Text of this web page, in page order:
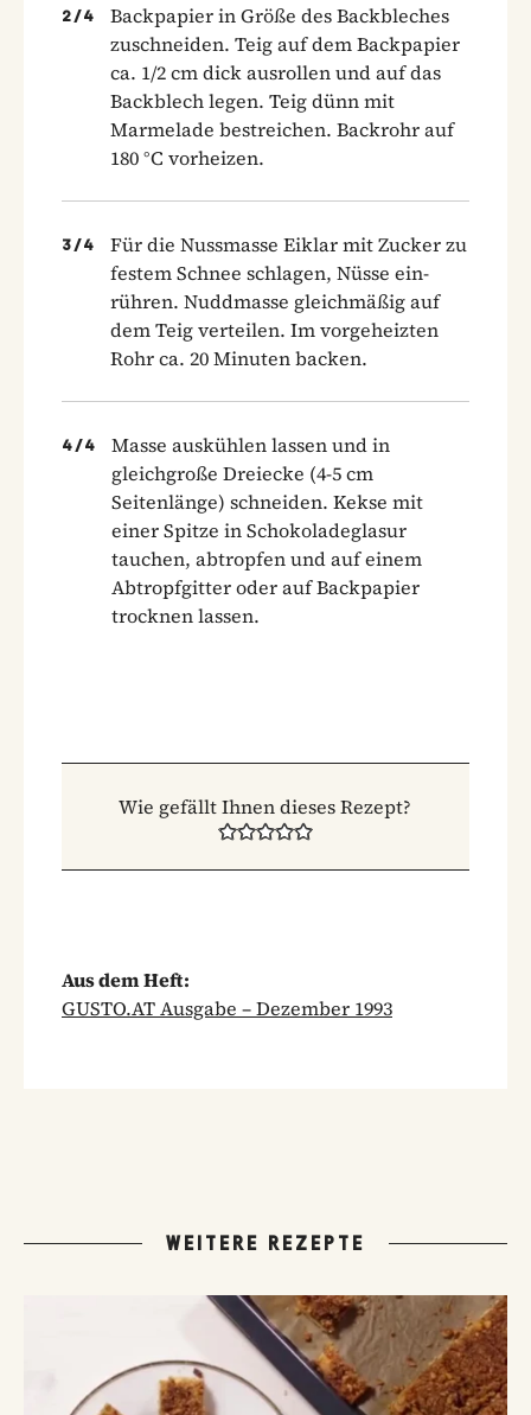
2 /4
Backpapier in Größe des Backbleches
zuschneiden. Teig auf dem Backpapier
ca. 1/2 cm dick ausrollen und auf das
Backblech legen. Teig dünn mit
Marmelade bestreichen. Backrohr auf
180 °C vorheizen.
3 /4
Für die Nussmasse Eiklar mit Zucker zu
festem Schnee schlagen, Nüsse ein-
rühren. Nuddmasse gleichmäßig auf
dem Teig verteilen. Im vorgeheizten
Rohr ca. 20 Minuten backen.
4 /4
Masse auskühlen lassen und in
gleichgroße Dreiecke (4-5 cm
Seitenlänge) schneiden. Kekse mit
einer Spitze in Schokoladeglasur
tauchen, abtropfen und auf einem
Abtropfgitter oder auf Backpapier
trocknen lassen.
Wie gefällt Ihnen dieses Rezept?
Aus dem Heft:
GUSTO.AT Ausgabe – Dezember 1993
WEITERE REZEPTE